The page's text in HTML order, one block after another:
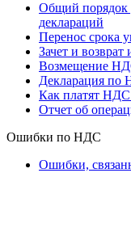
Общий порядок
деклараций
Перенос срока
Зачет и
Возмещение
Декларация по
Как платят НДС
Отчет об
Ошибки по НДС
Ошибки,